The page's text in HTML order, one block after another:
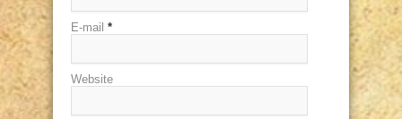
E-mail *
Website